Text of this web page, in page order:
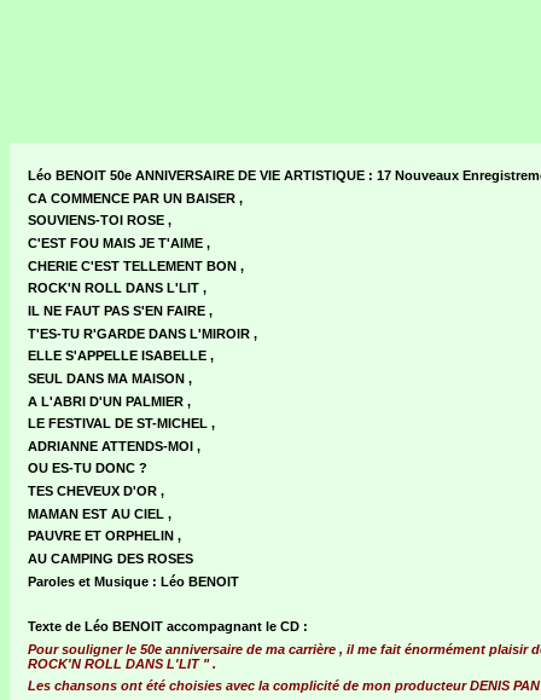
Léo BENOIT 50e ANNIVERSAIRE DE VIE ARTISTIQUE : 17 Nouveaux
CA COMMENCE PAR UN BAISER ,
SOUVIENS-TOI ROSE ,
C'EST FOU MAIS JE T'AIME ,
CHERIE C'EST TELLEMENT BON ,
ROCK'N ROLL DANS L'LIT ,
IL NE FAUT PAS S'EN FAIRE ,
T'ES-TU R'GARDE DANS L'MIROIR ,
ELLE S'APPELLE ISABELLE ,
SEUL DANS MA MAISON ,
A L'ABRI D'UN PALMIER ,
LE FESTIVAL DE ST-MICHEL ,
ADRIANNE ATTENDS-MOI ,
OU ES-TU DONC ?
TES CHEVEUX D'OR ,
MAMAN EST AU CIEL ,
PAUVRE ET ORPHELIN ,
AU CAMPING DES ROSES
Paroles et Musique : Léo BENOIT
Texte de Léo BENOIT accompagnant le CD :
Pour souligner le 50e anniversaire de ma carrière , il me fait énormément
ROCK'N ROLL DANS L'LIT " .
Les chansons ont été choisies avec la complicité de mon producteur DENIS